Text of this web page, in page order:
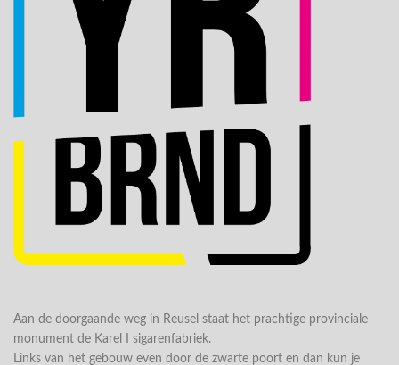
Aan de doorgaande weg in Reusel staat het prachtige provinciale
monument de Karel I sigarenfabriek.
Links van het gebouw even door de zwarte poort en dan kun je